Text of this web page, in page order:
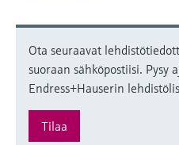
Ota seuraavat
suoraan sähköpostiisi. Pysy
Endress+Hauserin
Tilaa